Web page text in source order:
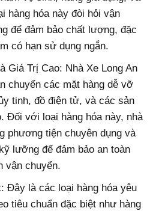
hàng hóa này đòi hỏi vận
để đảm bảo chất lượng, đặc
có hạn sử dụng ngắn.
Giá Trị Cao: Nhà Xe Long An
chuyển các mặt hàng dễ vỡ
tinh, đồ điện tử, và các sản
Đối với loại hàng hóa này, nhà
phương tiện chuyên dụng và
lưỡng để đảm bảo an toàn
vận chuyển.
Đây là các loại hàng hóa yêu
tiêu chuẩn đặc biệt như hàng